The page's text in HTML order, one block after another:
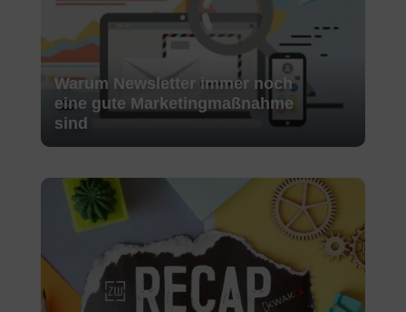
Warum Newsletter immer noch
eine gute Marketingmaßnahme
sind